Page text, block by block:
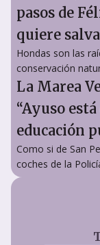
pasos de
quiere
Hondas son las
conservación
La Marea
“Ayuso
educación
Como si de San
coches de la